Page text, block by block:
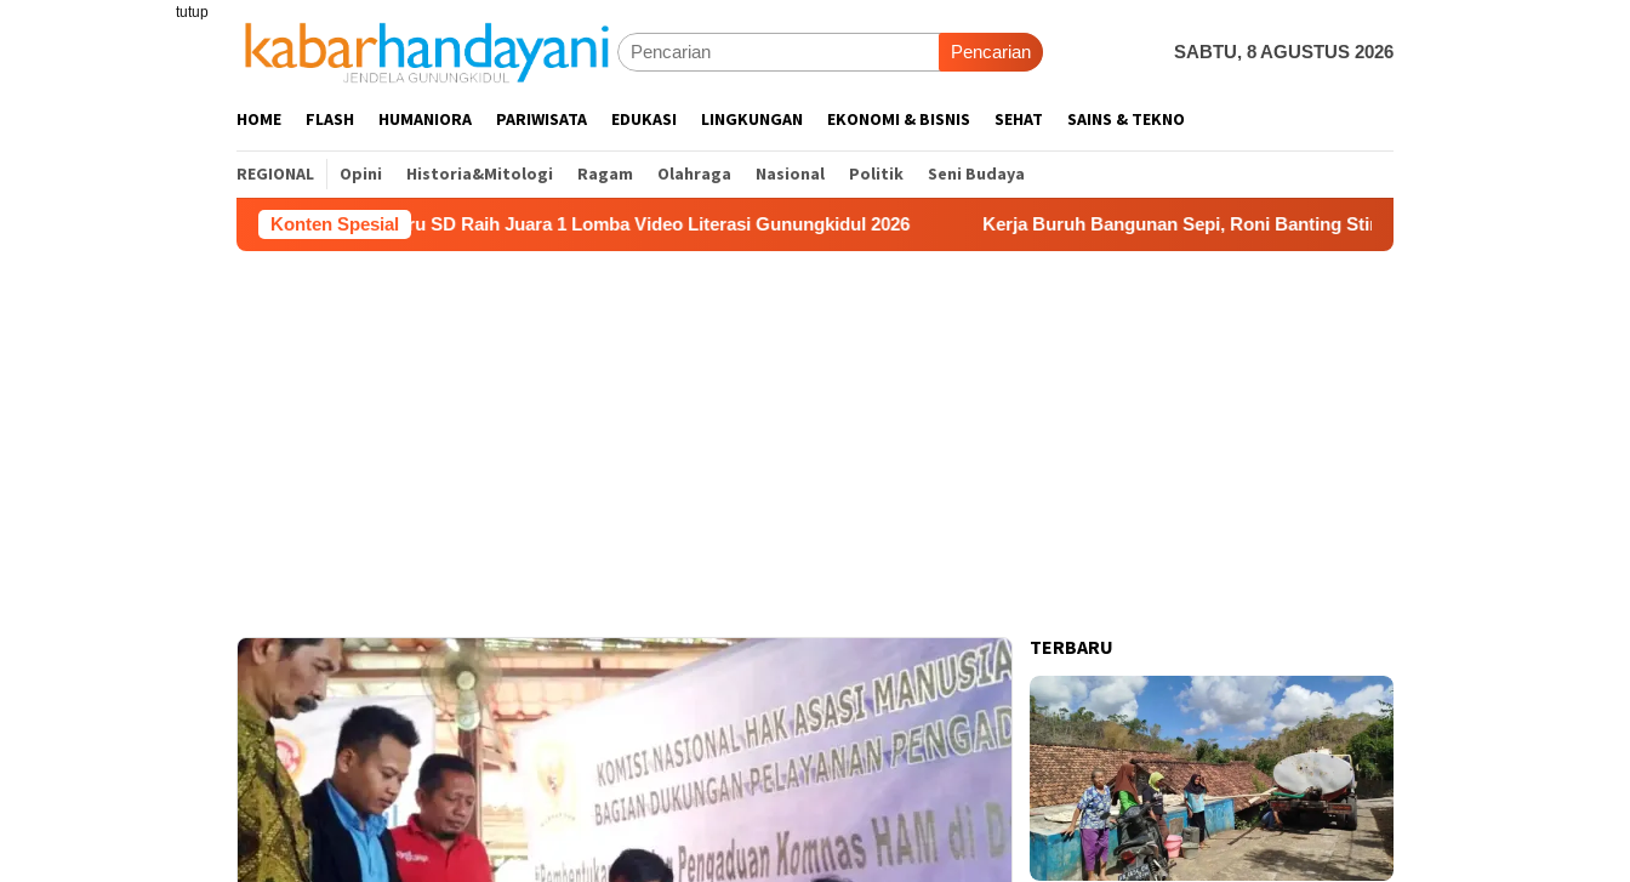
tutup
Pencarian SABTU, 8 AGUSTUS 2026
HOME FLASH HUMANIORA PARIWISATA EDUKASI LINGKUNGAN EKONOMI & BISNIS SEHAT SAINS & TEKNO
REGIONAL Opini Historia&Mitologi Ragam Olahraga Nasional Politik Seni Budaya
Konten Spesial
Film “Nalar” Karya Guru SD Raih Juara 1 Lomba Video Literasi Gunungkidul 2026 Kerja Buruh Bangunan Sepi, Roni Banting Stir Tanam Melon Untung Rp40 Juta Sekali
TERBARU